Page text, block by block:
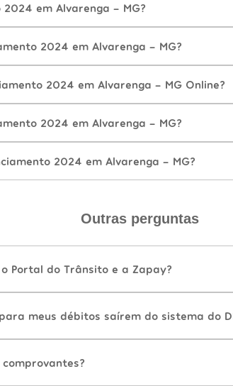
em Alvarenga - MG?
2024 em Alvarenga - MG?
2024 em Alvarenga - MG Online?
2024 em Alvarenga - MG?
2024 em Alvarenga - MG?
Outras perguntas
Portal do Trânsito e a Zapay?
meus débitos saírem do sistema do